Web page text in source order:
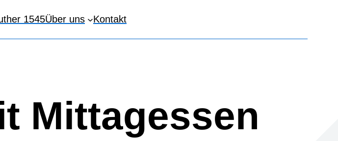
1545Über uns Kontakt
Mittagessen